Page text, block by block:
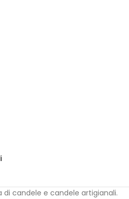
di candele e candele artigianali.